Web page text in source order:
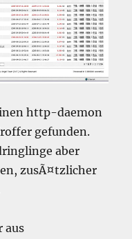
http-daemon
gefunden.
aber
zusÃ¤tzlicher
aus